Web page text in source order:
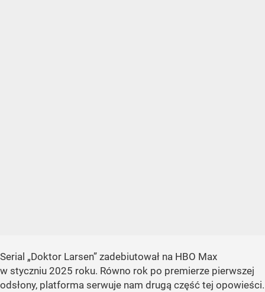
Serial „Doktor Larsen” zadebiutował na HBO Max
w styczniu 2025 roku. Równo rok po premierze pierwszej
odsłony, platforma serwuje nam drugą część tej opowieści.